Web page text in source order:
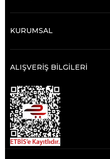
KURUMSAL
ALIŞVERİŞ BİLGİLERİ